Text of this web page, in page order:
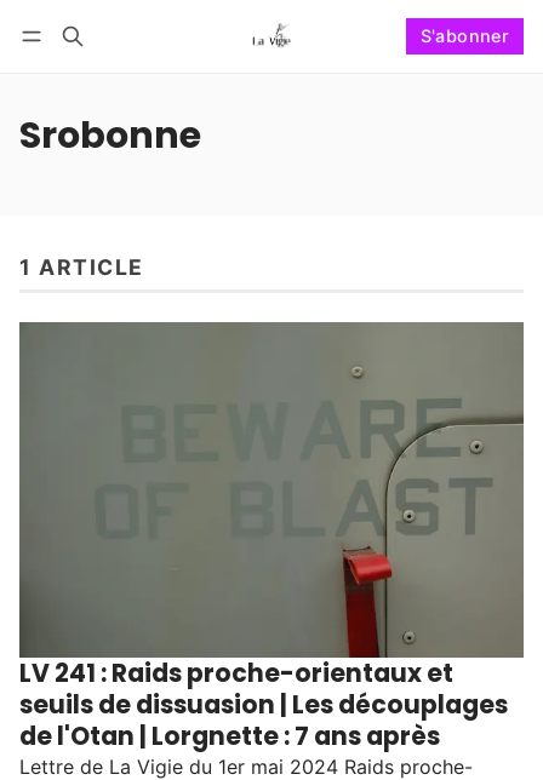
S'abonner
Srobonne
1 ARTICLE
LV 241 : Raids proche-orientaux et
seuils de dissuasion | Les découplages
de l'Otan | Lorgnette : 7 ans après
Lettre de La Vigie du 1er mai 2024 Raids proche-